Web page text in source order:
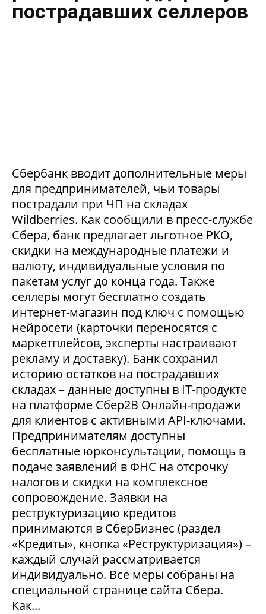
пострадавших селлеров
Сбербанк вводит дополнительные меры
для предпринимателей, чьи товары
пострадали при ЧП на складах
Wildberries. Как сообщили в пресс-службе
Сбера, банк предлагает льготное РКО,
скидки на международные платежи и
валюту, индивидуальные условия по
пакетам услуг до конца года. Также
селлеры могут бесплатно создать
интернет-магазин под ключ с помощью
нейросети (карточки переносятся с
маркетплейсов, эксперты настраивают
рекламу и доставку). Банк сохранил
историю остатков на пострадавших
складах – данные доступны в IT-продукте
на платформе Сбер2В Онлайн-продажи
для клиентов с активными API-ключами.
Предпринимателям доступны
бесплатные юрконсультации, помощь в
подаче заявлений в ФНС на отсрочку
налогов и скидки на комплексное
сопровождение. Заявки на
реструктуризацию кредитов
принимаются в СберБизнес (раздел
«Кредиты», кнопка «Реструктуризация») –
каждый случай рассматривается
индивидуально. Все меры собраны на
специальной странице сайта Сбера.
Как...